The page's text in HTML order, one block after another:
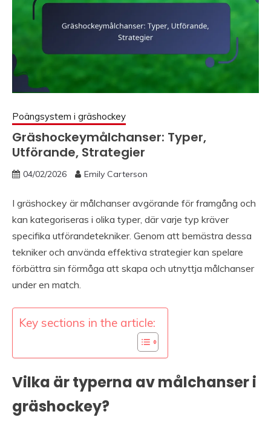
Poängsystem i gräshockey
Gräshockeymålchanser: Typer,
Utförande, Strategier
04/02/2026 Emily Carterson
I gräshockey är målchanser avgörande för framgång och
kan kategoriseras i olika typer, där varje typ kräver
specifika utförandetekniker. Genom att bemästra dessa
tekniker och använda effektiva strategier kan spelare
förbättra sin förmåga att skapa och utnyttja målchanser
under en match.
Key sections in the article:
Vilka är typerna av målchanser i
gräshockey?